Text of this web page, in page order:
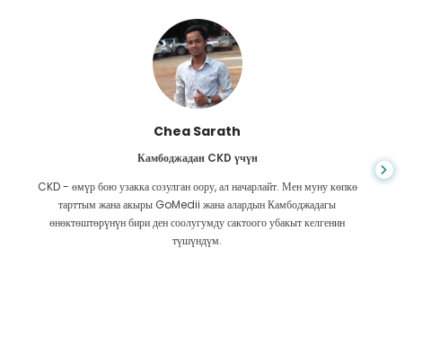
Chea Sarath
Камбоджадан CKD үчүн
CKD - өмүр бою узакка созулган оору, ал начарлайт. Мен муну көпкө
тарттым жана акыры GoMedii жана алардын Камбоджадагы
өнөктөштөрүнүн бири ден соолугумду сактоого убакыт келгенин
түшүндүм.